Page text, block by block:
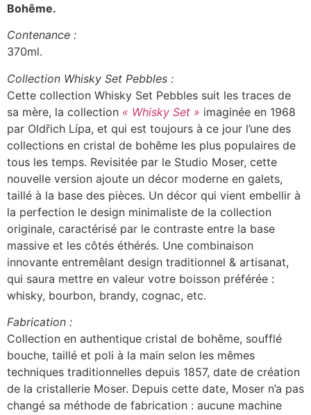
Bohême.
Contenance :
370ml.
Collection Whisky Set Pebbles :
Cette collection Whisky Set Pebbles suit les traces de
sa mère, la collection « Whisky Set » imaginée en 1968
par Oldřich Lípa, et qui est toujours à ce jour l’une des
collections en cristal de bohême les plus populaires de
tous les temps. Revisitée par le Studio Moser, cette
nouvelle version ajoute un décor moderne en galets,
taillé à la base des pièces. Un décor qui vient embellir à
la perfection le design minimaliste de la collection
originale, caractérisé par le contraste entre la base
massive et les côtés éthérés. Une combinaison
innovante entremêlant design traditionnel & artisanat,
qui saura mettre en valeur votre boisson préférée :
whisky, bourbon, brandy, cognac, etc.
Fabrication :
Collection en authentique cristal de bohême, soufflé
bouche, taillé et poli à la main selon les mêmes
techniques traditionnelles depuis 1857, date de création
de la cristallerie Moser. Depuis cette date, Moser n’a pas
changé sa méthode de fabrication : aucune machine